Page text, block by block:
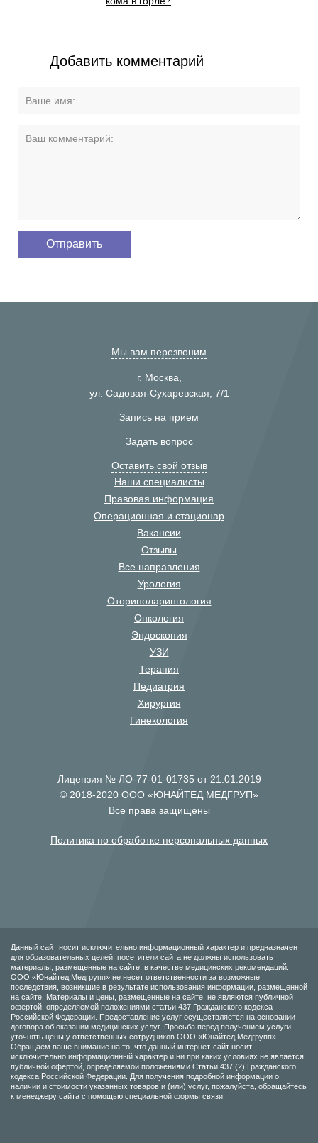
Добавить комментарий
Мы вам перезвоним
г. Москва,
ул. Садовая-Сухаревская, 7/1
Запись на прием
Задать вопрос
Оставить свой отзыв
Наши специалисты
Правовая информация
Операционная и стационар
Вакансии
Отзывы
Все направления
Урология
Оториноларингология
Онкология
Эндоскопия
УЗИ
Терапия
Педиатрия
Хирургия
Гинекология
Лицензия № ЛО-77-01-01735 от 21.01.2019
© 2018-2020 ООО «ЮНАЙТЕД МЕДГРУП»
Все права защищены
Политика по обработке персональных данных
Данный сайт носит исключительно информационный характер и предназначен
для образовательных целей, посетители сайта не должны использовать
материалы, размещенные на сайте, в качестве медицинских рекомендаций.
ООО «Юнайтед Медгрупп» не несет ответственности за возможные
последствия, возникшие в результате использования информации, размещенной
на сайте. Материалы и цены, размещенные на сайте, не являются публичной
офертой, определяемой положениями статьи 437 Гражданского кодекса
Российской Федерации. Предоставление услуг осуществляется на основании
договора об оказании медицинских услуг. Просьба перед получением услуги
уточнять цены у ответственных сотрудников ООО «Юнайтед Медгрупп».
Обращаем ваше внимание на то, что данный интернет-сайт носит
исключительно информационный характер и ни при каких условиях не является
публичной офертой, определяемой положениями Статьи 437 (2) Гражданского
кодекса Российской Федерации. Для получения подробной информации о
наличии и стоимости указанных товаров и (или) услуг, пожалуйста, обращайтесь
к менеджеру сайта с помощью специальной формы связи.